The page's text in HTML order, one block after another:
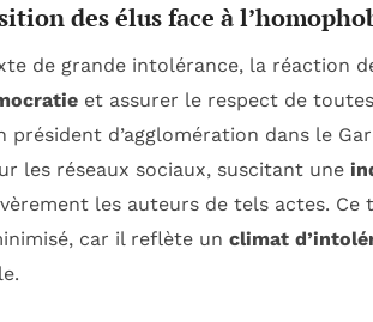
des élus face à
de grande intolérance, la réaction
et assurer le respect de
président d’agglomération dans le
les réseaux sociaux, suscitant une
les auteurs de tels actes.
car il reflète un climat